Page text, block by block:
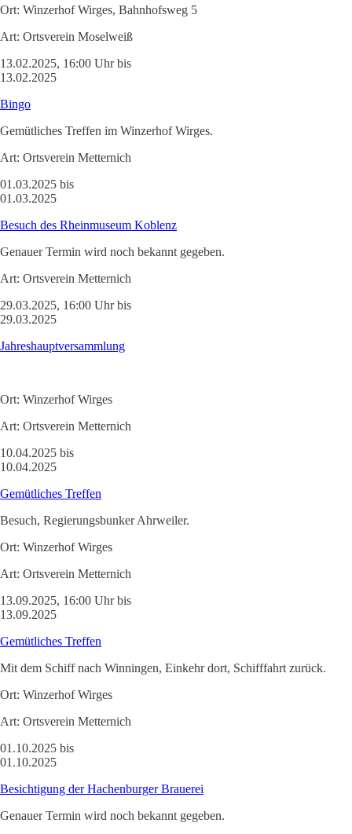
Ort: Winzerhof Wirges, Bahnhofsweg 5
Art: Ortsverein Moselweiß
13.02.2025, 16:00 Uhr bis
13.02.2025
Bingo
Gemütliches Treffen im Winzerhof Wirges.
Art: Ortsverein Metternich
01.03.2025 bis
01.03.2025
Besuch des Rheinmuseum Koblenz
Genauer Termin wird noch bekannt gegeben.
Art: Ortsverein Metternich
29.03.2025, 16:00 Uhr bis
29.03.2025
Jahreshauptversammlung
Ort: Winzerhof Wirges
Art: Ortsverein Metternich
10.04.2025 bis
10.04.2025
Gemütliches Treffen
Besuch, Regierungsbunker Ahrweiler.
Ort: Winzerhof Wirges
Art: Ortsverein Metternich
13.09.2025, 16:00 Uhr bis
13.09.2025
Gemütliches Treffen
Mit dem Schiff nach Winningen, Einkehr dort, Schifffahrt zurück.
Ort: Winzerhof Wirges
Art: Ortsverein Metternich
01.10.2025 bis
01.10.2025
Besichtigung der Hachenburger Brauerei
Genauer Termin wird noch bekannt gegeben.